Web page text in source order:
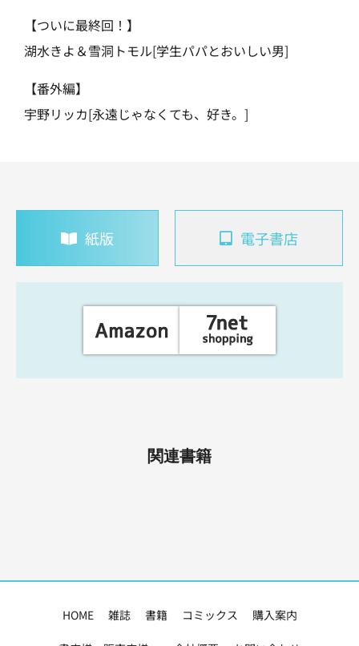
【ついに最終回！】
湖水きよ＆雪洞トモル[学生パパとおいしい男]
【番外編】
宇野リッカ[永遠じゃなくても、好き。]
紙版 電子書店
関連書籍
HOME 雑誌 書籍 コミックス 購入案内